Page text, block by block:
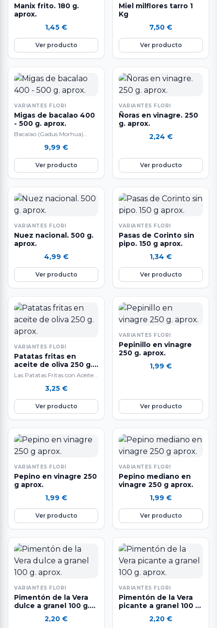
Manix frito. 180 g.
aprox.
1,45 €
Ver producto
Miel milflores tarro 1
Kg
7,50 €
Ver producto
VARIANTES FLORI
Migas de bacalao 400
- 500 g. aprox.
Bacalao (Gadus Morhua)
con Sedales y Anzuelo muy
selecto sin piel ni…
9,99 €
Ver producto
VARIANTES FLORI
Ñoras en vinagre. 250
g. aprox.
2,24 €
Ver producto
VARIANTES FLORI
Nuez nacional. 500 g.
aprox.
4,99 €
Ver producto
VARIANTES FLORI
Pasas de Corinto sin
pipo. 150 g aprox.
1,34 €
Ver producto
VARIANTES FLORI
Patatas fritas en
aceite de oliva 250 g.
aprox.
Las Patatas Fritas con Aceite
para los más exigentes,…
3,25 €
Ver producto
VARIANTES FLORI
Pepinillo en vinagre
250 g. aprox.
1,99 €
Ver producto
VARIANTES FLORI
Pepino en vinagre 250
g aprox.
1,99 €
Ver producto
VARIANTES FLORI
Pepino mediano en
vinagre 250 g aprox.
1,99 €
Ver producto
VARIANTES FLORI
Pimentón de la Vera
dulce a granel 100 g.
2,20 €
VARIANTES FLORI
Pimentón de la Vera
picante a granel 100 g.
2,20 €